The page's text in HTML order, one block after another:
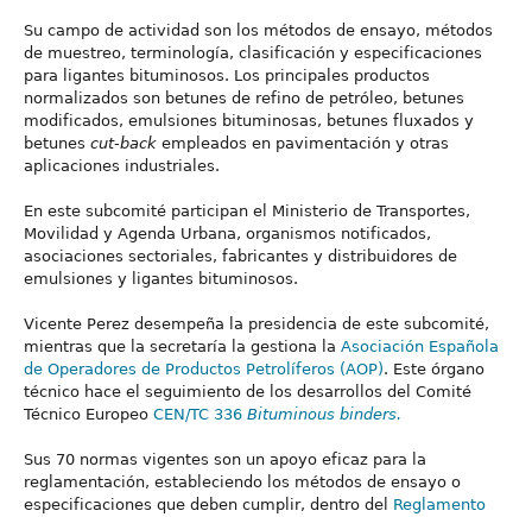
Su campo de actividad son los métodos de ensayo, métodos
de muestreo, terminología, clasificación y especificaciones
para ligantes bituminosos. Los principales productos
normalizados son betunes de refino de petróleo, betunes
modificados, emulsiones bituminosas, betunes fluxados y
betunes cut-back empleados en pavimentación y otras
aplicaciones industriales.
En este subcomité participan el Ministerio de Transportes,
Movilidad y Agenda Urbana, organismos notificados,
asociaciones sectoriales, fabricantes y distribuidores de
emulsiones y ligantes bituminosos.
Vicente Perez desempeña la presidencia de este subcomité,
mientras que la secretaría la gestiona la Asociación Española
de Operadores de Productos Petrolíferos (AOP). Este órgano
técnico hace el seguimiento de los desarrollos del Comité
Técnico Europeo CEN/TC 336 Bituminous binders.
Sus 70 normas vigentes son un apoyo eficaz para la
reglamentación, estableciendo los métodos de ensayo o
especificaciones que deben cumplir, dentro del Reglamento